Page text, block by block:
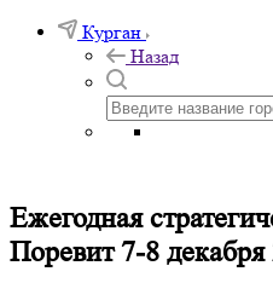
Курган
Назад
Ежегодная
Поревит 7-8 декабря